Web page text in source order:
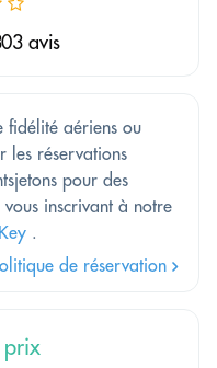
avis
fidélité aériens ou
les réservations
pour des
inscrivant à notre
.
de réservation
prix